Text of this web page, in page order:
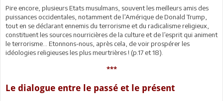
Pire encore, plusieurs Etats musulmans, souvent les meilleurs amis des
puissances occidentales, notamment de l’Amérique de Donald Trump,
tout en se déclarant ennemis du terrorisme et du radicalisme religieux,
constituent les sources nourricières de la culture et de l’esprit qui animent
le terrorisme... Etonnons-nous, après cela, de voir prospérer les
idéologies religieuses les plus meurtrières ! (p.17 et 18).
***
Le dialogue entre le passé et le présent